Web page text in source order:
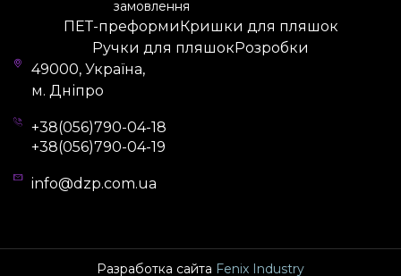
індивідуальним дизайном – логотип або
гравіювання. Така особливість підкреслить
фірмовий стиль та виділить продукцію на
прилавках магазину.
Де купити полімерну тару
Купити преформупотрібного літражу можна у
компанії «Завод ПРЕФОРМ» – великого
виробника пластикової тари та комплектуючих.
всіх містах України.
ПЕТ-преформи Кришки для пляшок
Ручки для пляшок Розробки
49000, Україна,
м. Дніпро
+38(056)790-04-18
+38(056)790-04-19
info@dzp.com.ua
Разработка сайта Fenix Industry